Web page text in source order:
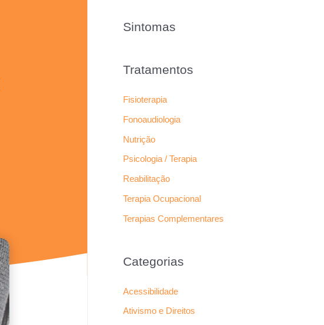
Sintomas
Tratamentos
Fisioterapia
Fonoaudiologia
Nutrição
Psicologia / Terapia
Reabilitação
Terapia Ocupacional
Terapias Complementares
Categorias
Acessibilidade
Ativismo e Direitos